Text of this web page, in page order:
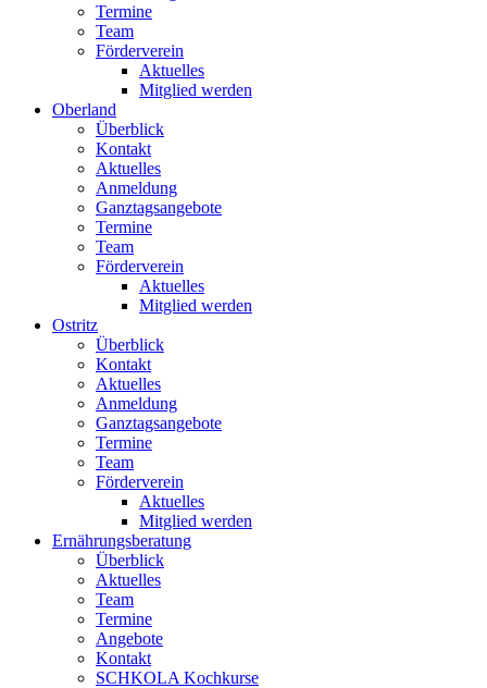
Termine
Team
Förderverein
Aktuelles
Mitglied werden
Oberland
Überblick
Kontakt
Aktuelles
Anmeldung
Ganztagsangebote
Termine
Team
Förderverein
Aktuelles
Mitglied werden
Ostritz
Überblick
Kontakt
Aktuelles
Anmeldung
Ganztagsangebote
Termine
Team
Förderverein
Aktuelles
Mitglied werden
Ernährungsberatung
Überblick
Aktuelles
Team
Termine
Angebote
Kontakt
SCHKOLA Kochkurse